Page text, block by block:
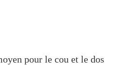
pour le cou et le dos